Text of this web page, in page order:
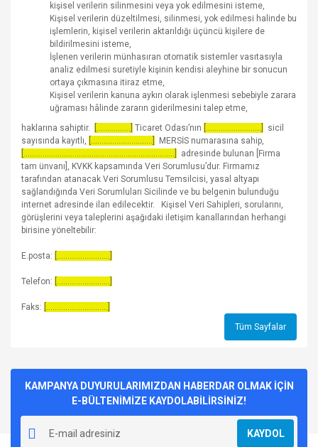
kişisel verilerin silinmesini veya yok edilmesini isteme,
Kişisel verilerin düzeltilmesi, silinmesi, yok edilmesi halinde bu
işlemlerin, kişisel verilerin aktarıldığı üçüncü kişilere de
bildirilmesini isteme,
İşlenen verilerin münhasıran otomatik sistemler vasıtasıyla
analiz edilmesi suretiyle kişinin kendisi aleyhine bir sonucun
ortaya çıkmasına itiraz etme,
Kişisel verilerin kanuna aykırı olarak işlenmesi sebebiyle zarara
uğraması hâlinde zararın giderilmesini talep etme,
haklarına sahiptir.
[................] Ticaret Odası’nın [..........................]
sicil
sayısında kayıtlı, [.............................]
MERSİS numarasına sahip,
[.......................................................................]
adresinde bulunan [Firma
tam ünvanı], KVKK kapsamında Veri Sorumlusu’dur. Firmamız
tarafından atanacak Veri Sorumlusu Temsilcisi, yasal altyapı
sağlandığında Veri Sorumluları Sicilinde ve bu belgenin bulunduğu
internet adresinde ilan edilecektir. Kişisel Veri Sahipleri, sorularını,
görüşlerini veya taleplerini aşağıdaki iletişim kanallarından herhangi
birisine yöneltebilir:
E.posta: [.........................]
Telefon: [.........................]
Faks: [.............................]
Tüm Sayfalar
KAMPANYA DUYURULARIMIZDAN HABERDAR OLMAK İÇİN
E-BÜLTENİMİZE KAYDOLABİLİRSİNİZ!
KAYDOL